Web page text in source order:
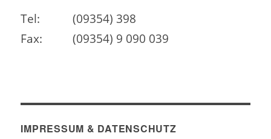
Tel:
(09354) 398
Fax:
(09354) 9 090 039
IMPRESSUM & DATENSCHUTZ